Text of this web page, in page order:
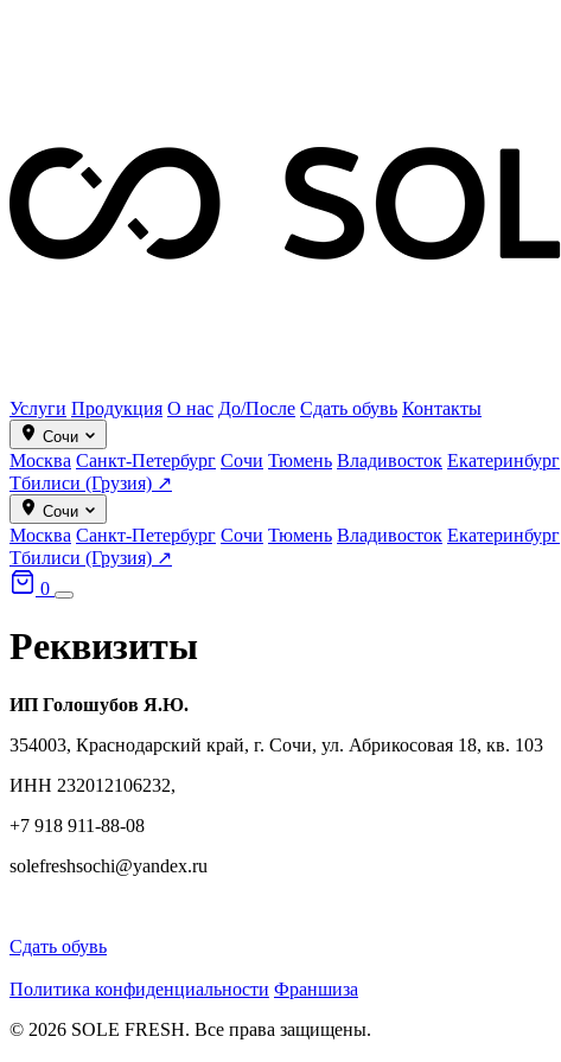
Услуги Продукция О нас До/После Сдать обувь Контакты
Сочи
Москва Санкт-Петербург Сочи Тюмень Владивосток Екатеринбург
Тбилиси (Грузия) ↗
Сочи
Москва Санкт-Петербург Сочи Тюмень Владивосток Екатеринбург
Тбилиси (Грузия) ↗
0
Реквизиты
ИП Голошубов Я.Ю.
354003, Краснодарский край, г. Сочи, ул. Абрикосовая 18, кв. 103
ИНН 232012106232,
+7 918 911-88-08
solefreshsochi@yandex.ru
Сдать обувь
Политика конфиденциальности Франшиза
© 2026 SOLE FRESH. Все права защищены.